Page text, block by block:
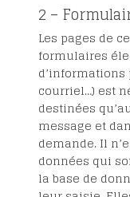
2 –
Les pages de
formulaires
courriel…) est
destinées
message et
demande. Il
données qui
la base de